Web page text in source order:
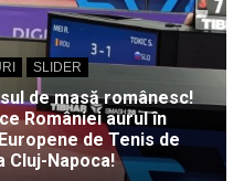
SLIDER
de masă românesc!
României aurul în
de Tenis de
Cluj-Napoca!